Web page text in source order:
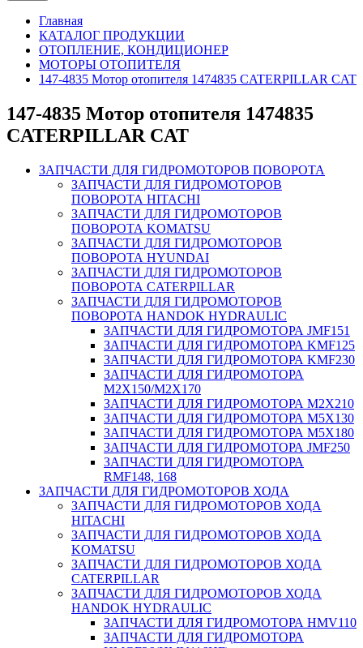
Главная
КАТАЛОГ ПРОДУКЦИИ
ОТОПЛЕНИЕ, КОНДИЦИОНЕР
МОТОРЫ ОТОПИТЕЛЯ
147-4835 Мотор отопителя 1474835 CATERPILLAR CAT
147-4835 Мотор отопителя 1474835
CATERPILLAR CAT
ЗАПЧАСТИ ДЛЯ ГИДРОМОТОРОВ ПОВОРОТА
ЗАПЧАСТИ ДЛЯ ГИДРОМОТОРОВ
ПОВОРОТА HITACHI
ЗАПЧАСТИ ДЛЯ ГИДРОМОТОРОВ
ПОВОРОТА KOMATSU
ЗАПЧАСТИ ДЛЯ ГИДРОМОТОРОВ
ПОВОРОТА HYUNDAI
ЗАПЧАСТИ ДЛЯ ГИДРОМОТОРОВ
ПОВОРОТА CATERPILLAR
ЗАПЧАСТИ ДЛЯ ГИДРОМОТОРОВ
ПОВОРОТА HANDOK HYDRAULIC
ЗАПЧАСТИ ДЛЯ ГИДРОМОТОРА JMF151
ЗАПЧАСТИ ДЛЯ ГИДРОМОТОРА KMF125
ЗАПЧАСТИ ДЛЯ ГИДРОМОТОРА KMF230
ЗАПЧАСТИ ДЛЯ ГИДРОМОТОРА
M2X150/M2X170
ЗАПЧАСТИ ДЛЯ ГИДРОМОТОРА M2X210
ЗАПЧАСТИ ДЛЯ ГИДРОМОТОРА M5X130
ЗАПЧАСТИ ДЛЯ ГИДРОМОТОРА M5X180
ЗАПЧАСТИ ДЛЯ ГИДРОМОТОРА JMF250
ЗАПЧАСТИ ДЛЯ ГИДРОМОТОРА
RMF148, 168
ЗАПЧАСТИ ДЛЯ ГИДРОМОТОРОВ ХОДА
ЗАПЧАСТИ ДЛЯ ГИДРОМОТОРОВ ХОДА
HITACHI
ЗАПЧАСТИ ДЛЯ ГИДРОМОТОРОВ ХОДА
KOMATSU
ЗАПЧАСТИ ДЛЯ ГИДРОМОТОРОВ ХОДА
CATERPILLAR
ЗАПЧАСТИ ДЛЯ ГИДРОМОТОРОВ ХОДА
HANDOK HYDRAULIC
ЗАПЧАСТИ ДЛЯ ГИДРОМОТОРА HMV110
ЗАПЧАСТИ ДЛЯ ГИДРОМОТОРА